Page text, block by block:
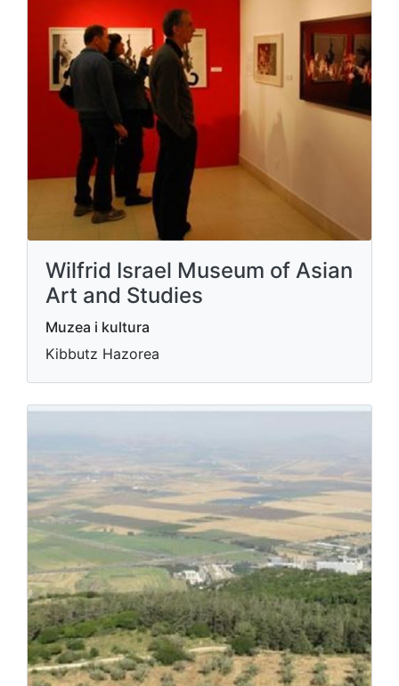
Wilfrid Israel Museum of Asian
Art and Studies
Muzea i kultura
Kibbutz Hazorea